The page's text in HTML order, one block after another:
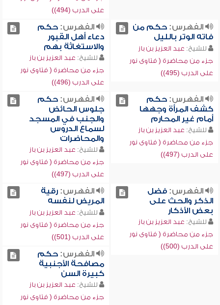
على الدرب (494))
الفهرس:حكم من
فاته الوتر بالليل
للشيخ: عبد العزيز بن باز
جزء من محاضرة ( فتاوى نور
على الدرب (495))
الفهرس:حكم
دعاء أهل القبور
والاستغاثة بهم
للشيخ: عبد العزيز بن باز
جزء من محاضرة ( فتاوى نور
على الدرب (496))
الفهرس:حكم
كشف المرأة وجهها
أمام غير المحارم
للشيخ: عبد العزيز بن باز
جزء من محاضرة ( فتاوى نور
على الدرب (497))
الفهرس:حكم
جلوس الحائض
والجنب في المسجد
لسماع الدروس
والمحاضرات
للشيخ: عبد العزيز بن باز
جزء من محاضرة ( فتاوى نور
على الدرب (497))
الفهرس:فضل
الذكر والحث على
بعض الأذكار
للشيخ: عبد العزيز بن باز
جزء من محاضرة ( فتاوى نور
على الدرب (500))
الفهرس:رقية
المريض لنفسه
للشيخ: عبد العزيز بن باز
جزء من محاضرة ( فتاوى نور
على الدرب (501))
الفهرس:حكم
مصافحة الأجنبية
كبيرة السن
للشيخ: عبد العزيز بن باز
جزء من محاضرة ( فتاوى نور